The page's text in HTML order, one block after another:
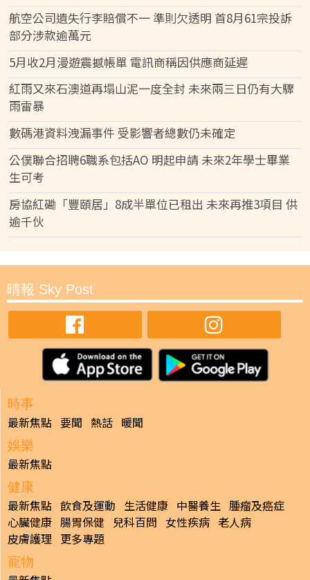
航空公司遺失行李賠償不一 準則欠透明 首8月61宗投訴
部分涉款逾萬元
5月收2月漫遊震撼帳單 電訊商稱因供應商延遲
紅雨又來石澳道再塌山泥一度全封 未來兩三日仍有大驟
雨雷暴
數碼港資料洩漏事件 受影響者總數仍未確定
公僕聯合招聘6職系包括AO 明起申請 未來2年學士畢業
生可考
房協紅磡「豐頤居」8成半單位已租出 未來再推3項目 供
逾千伙
晴報 Sky Post
時事
最新焦點 要聞 熱話 暖聞
娛樂
最新焦點
健康
最新焦點 飲食及運動 生活健康 中醫養生 腫瘤及癌症
心臟健康 腸胃保健 兒科百問 女性疾病 老人病
皮膚護理 更多專題
寵物